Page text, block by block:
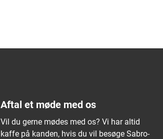
Aftal et møde med os
Vil du gerne mødes med os? Vi har altid
kaffe på kanden, hvis du vil besøge Sabro-